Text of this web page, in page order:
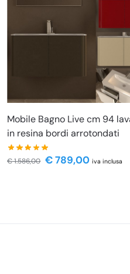
Mobile Bagno Live cm 94
in resina bordi arrotondati
€1.586,00 €789,00 iva inclusa